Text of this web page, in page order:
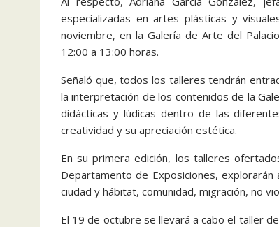
especializadas en artes plásticas y
noviembre, en la Galería de Arte del
12:00 a 13:00 horas.
Señaló que, todos los talleres tendrán
la interpretación de los contenidos de la
didácticas y lúdicas dentro de las
creatividad y su apreciación estética.
En su primera edición, los talleres
Departamento de Exposiciones,
ciudad y hábitat, comunidad, migración, no
El 19 de octubre se llevará a cabo el taller